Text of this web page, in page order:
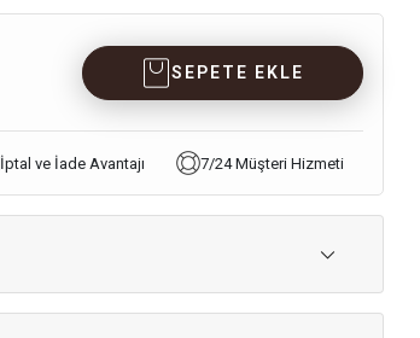
SEPETE EKLE
İptal ve İade Avantajı 7/24 Müşteri Hizmeti